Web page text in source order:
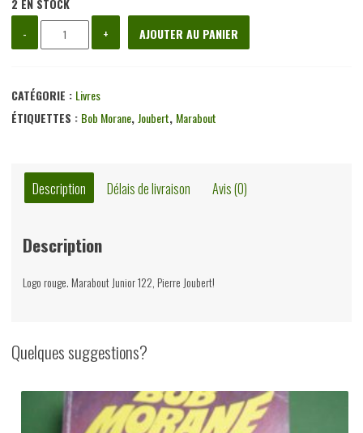
2 EN STOCK
-
quantité
de
noire,
Henri
Gérard
&
1958
+ AJOUTER AU PANIER
CATÉGORIE : Livres
ÉTIQUETTES : Bob Morane,Joubert, Marabout
Description Délais de livraison Avis (0)
Description
Logo rouge. Marabout Junior 122, Pierre Joubert!
Quelques suggestions?